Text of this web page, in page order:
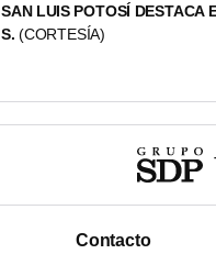
SAN LUIS POTOSÍ DESTACA
S. (CORTESÍA)
Contacto